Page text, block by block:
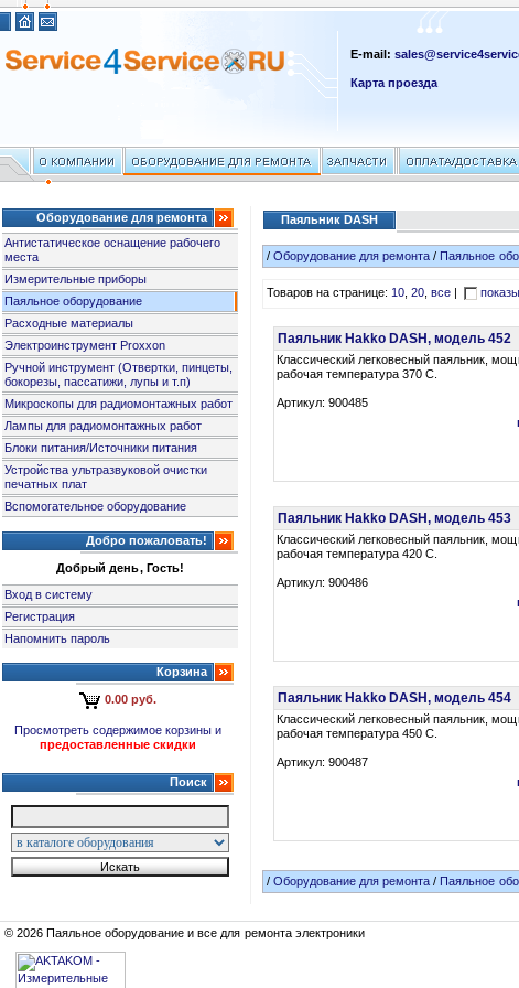
E-mail:
Карта проезда
Оборудование для ремонта
Антистатическое оснащение рабочего
места
Измерительные приборы
Паяльное оборудование
Расходные материалы
Электроинструмент Proxxon
Ручной инструмент (Отвертки, пинцеты,
бокорезы, пассатижи, лупы и т.п)
Микроскопы для радиомонтажных работ
Лампы для радиомонтажных работ
Блоки питания/Источники питания
Устройства ультразвуковой очистки
печатных плат
Вспомогательное оборудование
Добро пожаловать!
Добрый день, Гость!
Вход в систему
Регистрация
Напомнить пароль
Корзина
0.00 руб.
Просмотреть содержимое корзины и
предоставленные скидки
Поиск
Паяльник DASH
/Оборудование для ремонта /Паяльное
Товаров на странице:10,20,все
Паяльник Hakko DASH, модель 452
Классический легковесный паяльник,
рабочая температура 370 С.
Артикул: 900485
Паяльник Hakko DASH, модель 453
Классический легковесный паяльник,
рабочая температура 420 С.
Артикул: 900486
Паяльник Hakko DASH, модель 454
Классический легковесный паяльник,
рабочая температура 450 С.
Артикул: 900487
/Оборудование для ремонта /Паяльное
© 2026 Паяльное оборудование и все для ремонта электроники